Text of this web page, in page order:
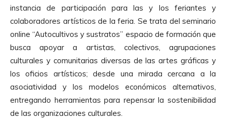
instancia de participación para las y los feriantes y
colaboradores artísticos de la feria. Se trata del seminario
online “Autocultivos y sustratos” espacio de formación que
busca apoyar a artistas, colectivos, agrupaciones
culturales y comunitarias diversas de las artes gráficas y
los oficios artísticos; desde una mirada cercana a la
asociatividad y los modelos económicos alternativos,
entregando herramientas para repensar la sostenibilidad
de las organizaciones culturales.